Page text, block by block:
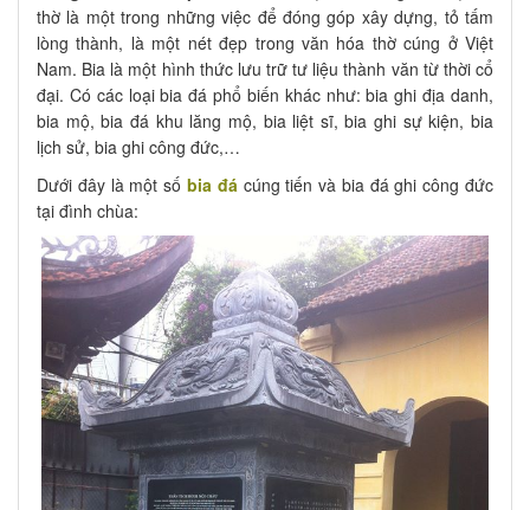
thờ là một trong những việc để đóng góp xây dựng, tỏ tấm
lòng thành, là một nét đẹp trong văn hóa thờ cúng ở Việt
Nam. Bia là một hình thức lưu trữ tư liệu thành văn từ thời cổ
đại. Có các loại bia đá phổ biến khác như: bia ghi địa danh,
bia mộ, bia đá khu lăng mộ, bia liệt sĩ, bia ghi sự kiện, bia
lịch sử, bia ghi công đức,…
Dưới đây là một số bia đácúng tiến và bia đá ghi công đức
tại đình chùa: